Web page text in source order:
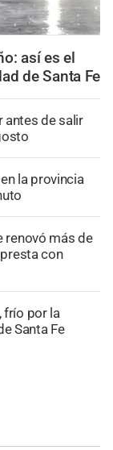
así es el
de Santa Fe
antes de salir
la provincia
renovó más de
con
frío por la
Santa Fe